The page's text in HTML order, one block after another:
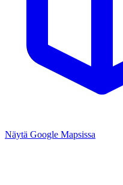
Näytä Google Mapsissa